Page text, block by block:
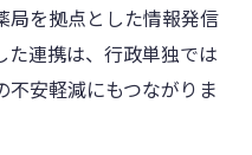
局を拠点とした情報発信
連携は、行政単独では
安軽減にもつながりま